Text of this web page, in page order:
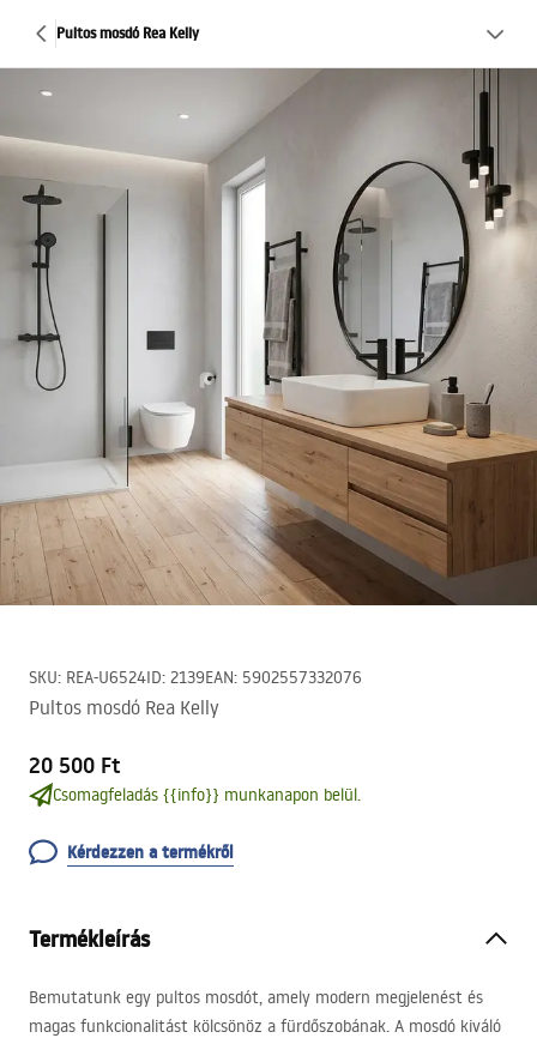
Pultos mosdó Rea Kelly
SKU: REA-U6524ID: 2139EAN: 5902557332076
Pultos mosdó Rea Kelly
20 500 Ft
Csomagfeladás {{info}} munkanapon belül.
Kérdezzen a termékről
Termékleírás
Bemutatunk egy pultos mosdót, amely modern megjelenést és
magas funkcionalitást kölcsönöz a fürdőszobának. A mosdó kiváló